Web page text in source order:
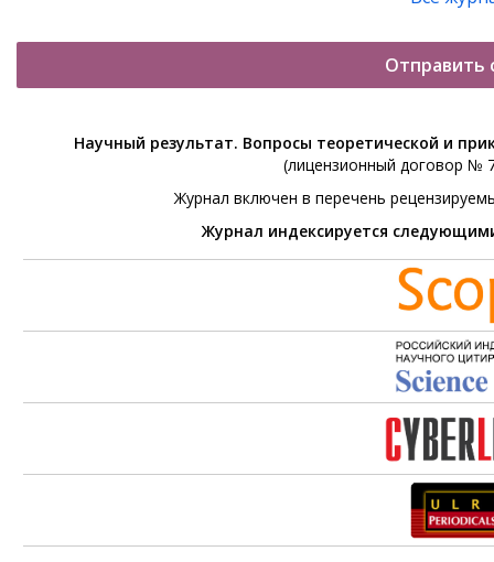
Отправить
Научный результат. Вопросы теоретической и
(лицензионный договор №
Журнал включен в перечень
Журнал индексируется